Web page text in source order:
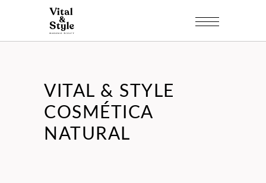
VITAL & STYLE
COSMÉTICA
NATURAL